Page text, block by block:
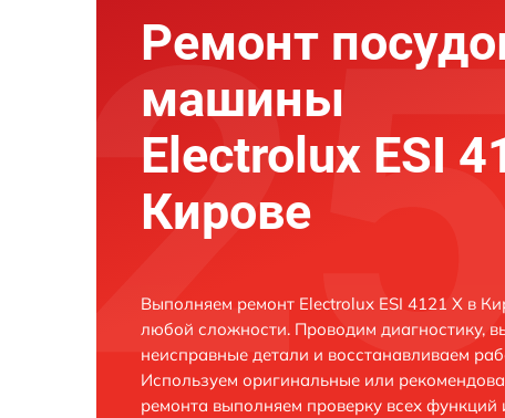
Ремонт
машины
Electrolux ESI
Кирове
Выполняем ремонт Electrolux ESI 4121 X в
любой сложности. Проводим диагностику,
неисправные детали и восстанавливаем
Используем оригинальные или
ремонта выполняем проверку всех функций